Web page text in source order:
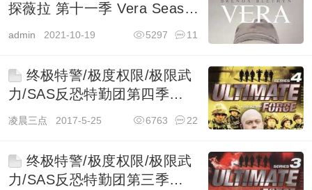
探薇拉 第十一季 Vera Season
admin 2021-10-19 11
5297
终极特警/极度权限/极限武
力/SAS反恐特勤团第四季
Ultimate Force
凌晨三点 2017-5-25 22
6763
终极特警/极度权限/极限武
力/SAS反恐特勤团第三季